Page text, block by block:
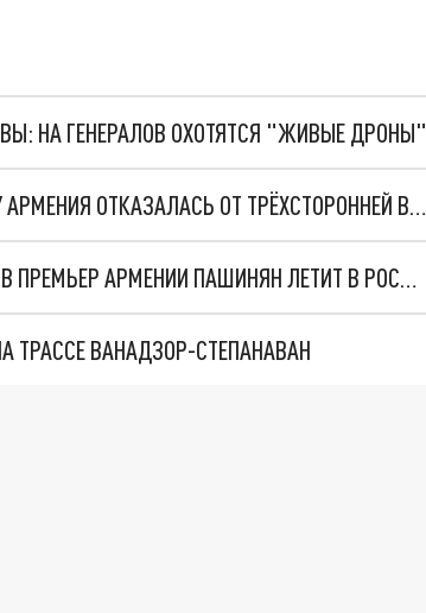
НА ГЕНЕРАЛОВ ОХОТЯТСЯ "ЖИВЫЕ ДРОНЫ"
ПОЛИТИКА ДВОЙНЫХ СТАНДАРТОВ, ИЛИ ПОЧЕМУ АРМЕНИЯ ОТКАЗАЛАСЬ ОТ ТРЁХСТОРОННЕЙ ВСТРЕЧИ В МОСКВЕ
ПОСЛЕ ОТКАЗА ОТ ТРЁХСТОРОННИХ ПЕРЕГОВОРОВ ПРЕМЬЕР АРМЕНИИ ПАШИНЯН ЛЕТИТ В РОССИЮ
ТРАССЕ ВАНАДЗОР-СТЕПАНАВАН